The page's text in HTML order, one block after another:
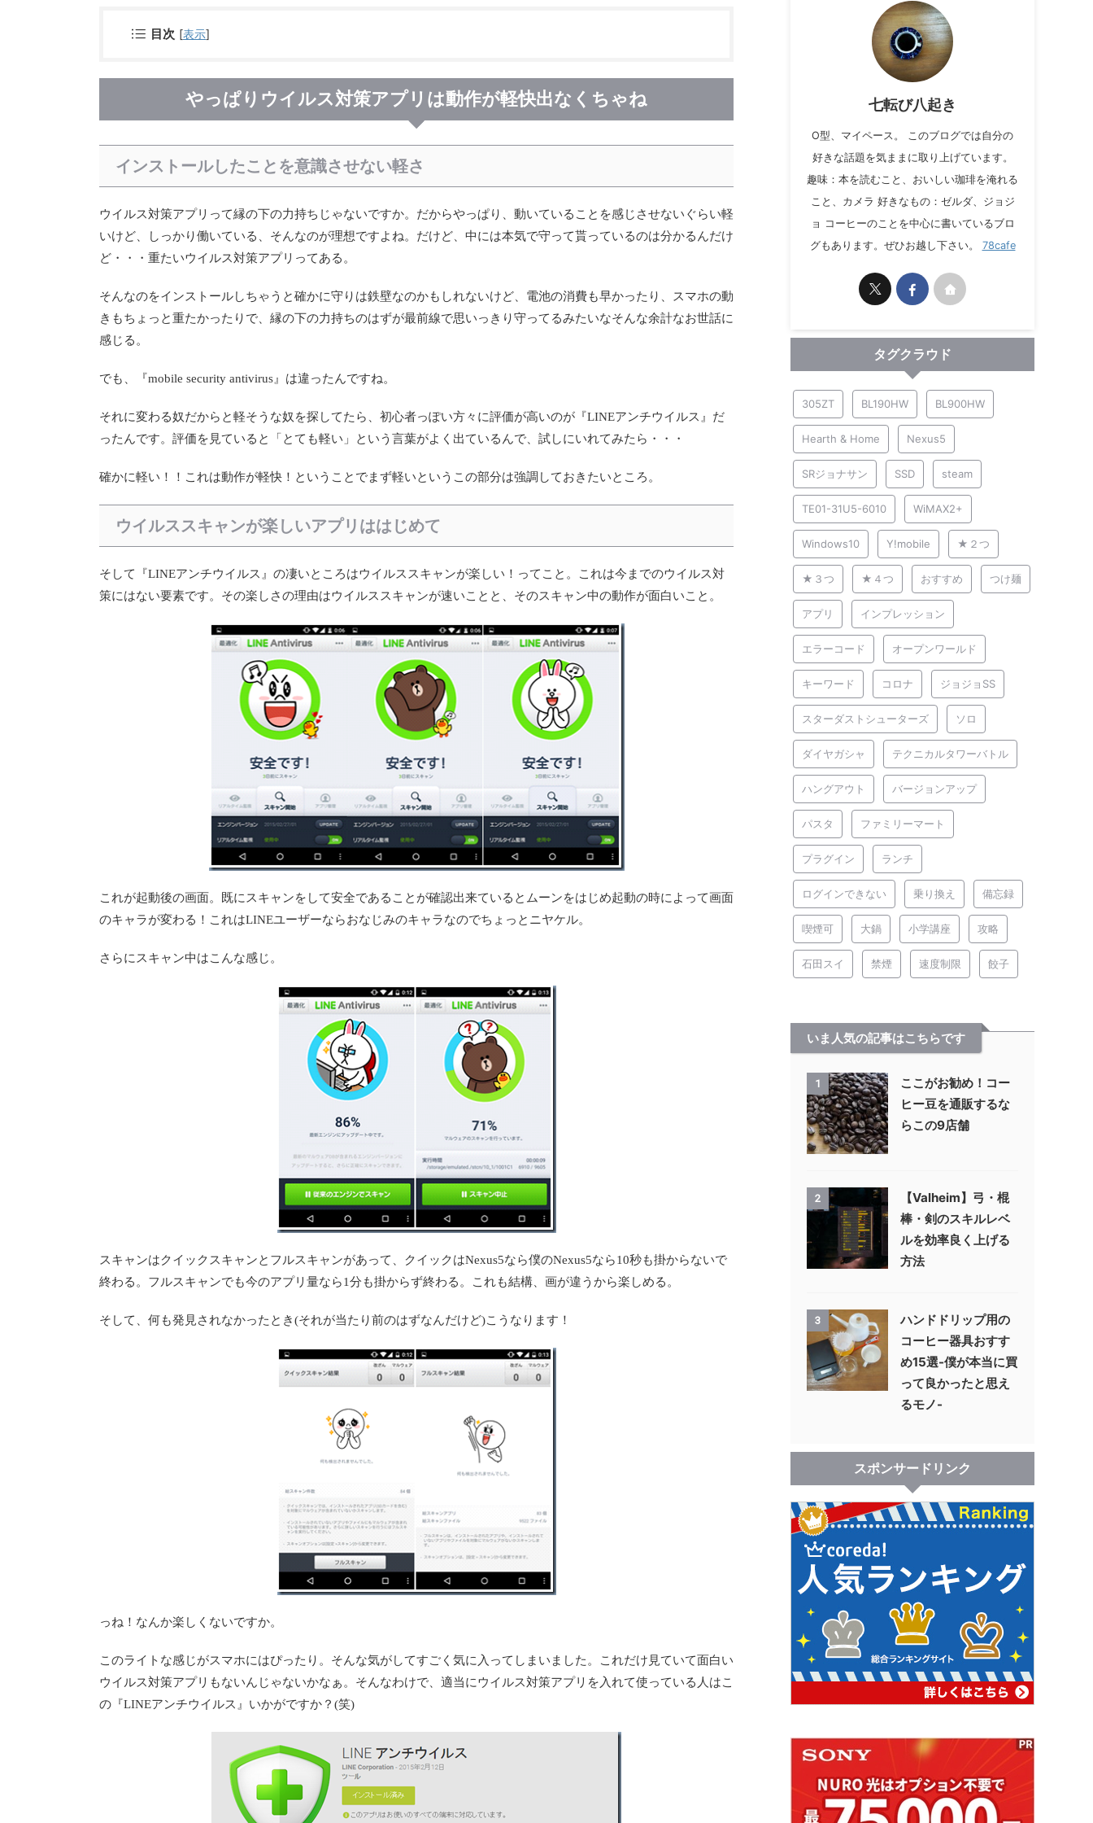
目次 [表示]
やっぱりウイルス対策アプリは動作が軽快出なくちゃね
インストールしたことを意識させない軽さ
ウイルス対策アプリって縁の下の力持ちじゃないですか。だからやっぱり、動いていることを感じさせないぐらい軽
いけど、しっかり働いている、そんなのが理想ですよね。だけど、中には本気で守って貰っているのは分かるんだけ
ど・・・重たいウイルス対策アプリってある。
そんなのをインストールしちゃうと確かに守りは鉄壁なのかもしれないけど、電池の消費も早かったり、スマホの動
きもちょっと重たかったりで、縁の下の力持ちのはずが最前線で思いっきり守ってるみたいなそんな余計なお世話に
感じる。
でも、『mobile security antivirus』は違ったんですね。
それに変わる奴だからと軽そうな奴を探してたら、初心者っぽい方々に評価が高いのが『LINEアンチウイルス』だ
ったんです。評価を見ていると「とても軽い」という言葉がよく出ているんで、試しにいれてみたら・・・
確かに軽い！！これは動作が軽快！ということでまず軽いというこの部分は強調しておきたいところ。
ウイルススキャンが楽しいアプリははじめて
そして『LINEアンチウイルス』の凄いところはウイルススキャンが楽しい！ってこと。これは今までのウイルス対
策にはない要素です。その楽しさの理由はウイルススキャンが速いことと、そのスキャン中の動作が面白いこと。
これが起動後の画面。既にスキャンをして安全であることが確認出来ているとムーンをはじめ起動の時によって画面
のキャラが変わる！これはLINEユーザーならおなじみのキャラなのでちょっとニヤケル。
さらにスキャン中はこんな感じ。
スキャンはクイックスキャンとフルスキャンがあって、クイックはNexus5なら僕のNexus5なら10秒も掛からないで
終わる。フルスキャンでも今のアプリ量なら1分も掛からず終わる。これも結構、画が違うから楽しめる。
そして、何も発見されなかったとき(それが当たり前のはずなんだけど)こうなります！
っね！なんか楽しくないですか。
このライトな感じがスマホにはぴったり。そんな気がしてすごく気に入ってしまいました。これだけ見ていて面白い
ウイルス対策アプリもないんじゃないかなぁ。そんなわけで、適当にウイルス対策アプリを入れて使っている人はこ
の『LINEアンチウイルス』いかがですか？(笑)
七転び八起き
O型、マイペース。 このブログでは自分の
好きな話題を気ままに取り上げています。
趣味：本を読むこと、おいしい珈琲を淹れる
こと、カメラ 好きなもの：ゼルダ、ジョジ
ョ コーヒーのことを中心に書いているブロ
グもあります。ぜひお越し下さい。 78cafe
タグクラウド
305ZT BL190HW BL900HW
Hearth & Home Nexus5
SRジョナサン SSD steam
TE01-31U5-6010 WiMAX2+
Windows10 Y!mobile ★２つ
★３つ ★４つ おすすめ つけ麺
アプリ インプレッション
エラーコード オープンワールド
キーワード コロナ ジョジョSS
スターダストシューターズ ソロ
ダイヤガシャ テクニカルタワーバトル
ハングアウト バージョンアップ
パスタ ファミリーマート
プラグイン ランチ
ログインできない 乗り換え 備忘録
喫煙可 大鍋 小学講座 攻略
石田スイ 禁煙 速度制限 餃子
いま人気の記事はこちらです
1
ここがお勧め！コー
ヒー豆を通販するな
らこの9店舗
2
【Valheim】弓・棍
棒・剣のスキルレベ
ルを効率良く上げる
方法
3
ハンドドリップ用の
コーヒー器具おすす
め15選-僕が本当に買
って良かったと思え
るモノ-
スポンサードリンク